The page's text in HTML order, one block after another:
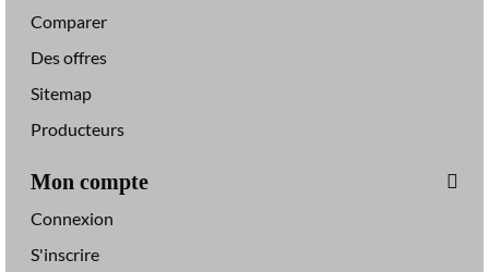
Comparer
Des offres
Sitemap
Producteurs
Mon compte
Connexion
S'inscrire